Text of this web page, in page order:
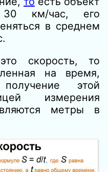
30 км/час, его
в среднем
скорость, то
на время,
этой
измерения
метры в